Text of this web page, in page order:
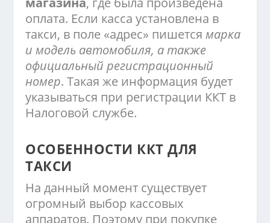
оплата. Если касса установлена в
такси, в поле «адрес» пишется марка
и модель автомобиля, а также
официальный регистрационный
номер. Такая же информация будет
указываться при регистрации ККТ в
Налоговой службе.
ОСОБЕННОСТИ ККТ ДЛЯ
ТАКСИ
На данный момент существует
огромный выбор кассовых
аппаратов. Поэтому при покупке